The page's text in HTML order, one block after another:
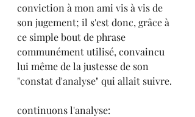
conviction à mon ami vis à vis de
son jugement; il s'est donc, grâce à
ce simple bout de phrase
communément utilisé, convaincu
lui même de la justesse de son
"constat d'analyse" qui allait suivre.
continuons l'analyse: